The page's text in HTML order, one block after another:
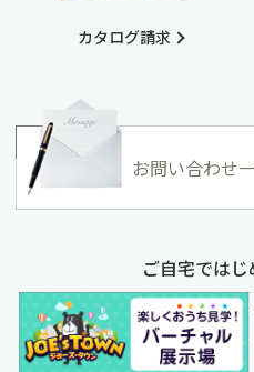
カタログ請求
お問い合わせ
ご自宅では